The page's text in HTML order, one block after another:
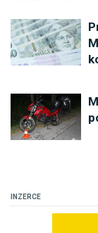
INZERCE